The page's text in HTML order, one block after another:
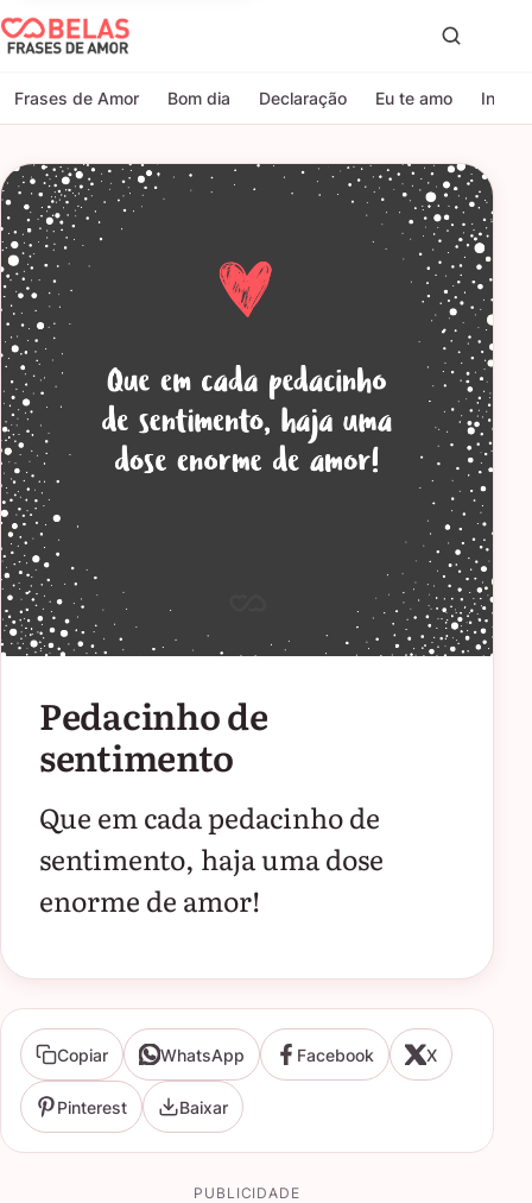
Belas Frases de Amor
Frases de Amor Bom dia Declaração Eu te amo
Pedacinho de
sentimento
Que em cada pedacinho de
sentimento, haja uma dose
enorme de amor!
Copiar WhatsApp Facebook X
Pinterest Baixar
PUBLICIDADE